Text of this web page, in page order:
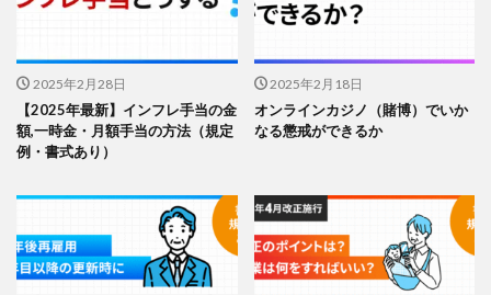
2025年2月28日
【2025年最新】インフレ手当の金
額,一時金・月額手当の方法（規定
例・書式あり）
2025年2月18日
オンラインカジノ（賭博）でいか
なる懲戒ができるか